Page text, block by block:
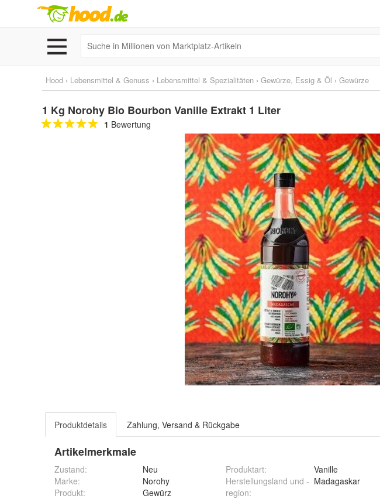
Hood › Lebensmittel & Genuss › Lebensmittel & Spezialitäten › Gewürze, Essig & Öl › Gewürze
1 Kg Norohy Bio Bourbon Vanille Extrakt 1 Liter
1 Bewertung
Produktdetails Zahlung, Versand & Rückgabe
Artikelmerkmale
Zustand:
Neu
Marke:
Norohy
Produkt: Gewürz
Produktart:
Vanille
Herstellungsland und -
region:
Madagaskar